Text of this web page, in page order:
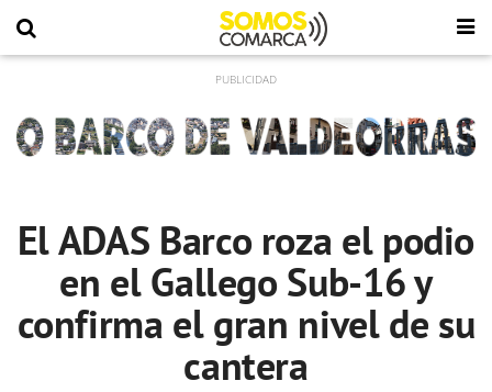
El ADAS Barco roza el podio
en el Gallego Sub-16 y
confirma el gran nivel de su
cantera